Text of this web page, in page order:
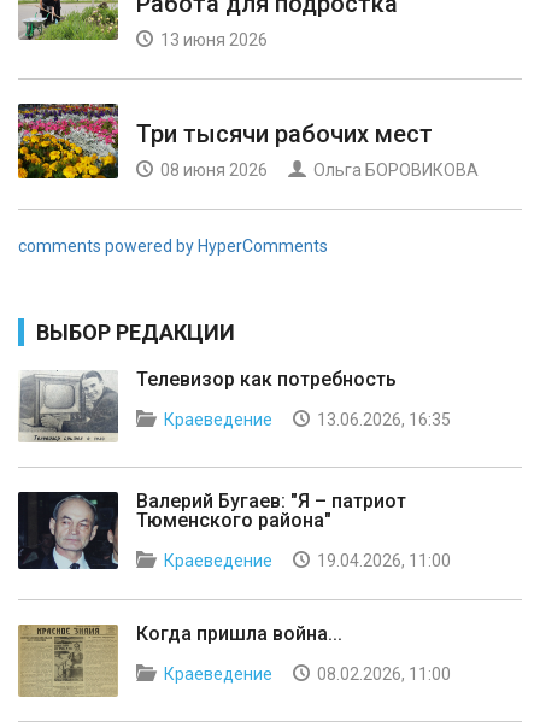
13 июня 2026
Три тысячи рабочих мест
08 июня 2026 Ольга БОРОВИКОВА
comments powered by HyperComments
ВЫБОР РЕДАКЦИИ
Телевизор как потребность
Краеведение 13.06.2026, 16:35
Валерий Бугаев: "Я – патриот
Тюменского района"
Краеведение 19.04.2026, 11:00
Когда пришла война...
Краеведение 08.02.2026, 11:00